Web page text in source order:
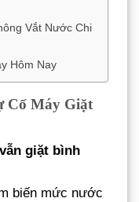
Vắt Nước Chi
Hôm Nay
Cố Máy Giặt
giặt bình
biến mức nước